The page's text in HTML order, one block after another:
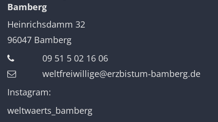
Bamberg
Heinrichsdamm 32
96047 Bamberg
09 51 5 02 16 06
weltfreiwillige@erzbistum-bamberg.de
Instagram:
weltwaerts_bamberg